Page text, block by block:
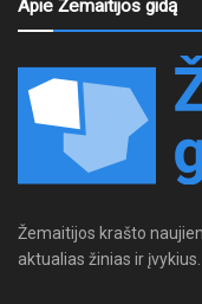
Apie Žemaitijos gidą
Žemaitijos krašto
aktualias žinias ir įvykius.